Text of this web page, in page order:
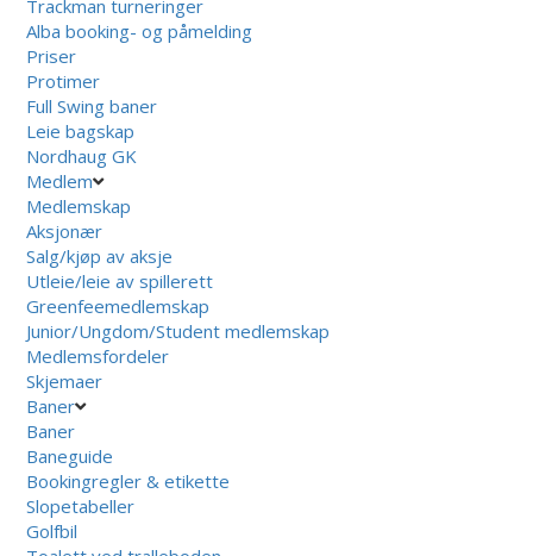
Trackman turneringer
Alba booking- og påmelding
Priser
Protimer
Full Swing baner
Leie bagskap
Nordhaug GK
Medlem
Medlemskap
Aksjonær
Salg/kjøp av aksje
Utleie/leie av spillerett
Greenfeemedlemskap
Junior/Ungdom/Student medlemskap
Medlemsfordeler
Skjemaer
Baner
Baner
Baneguide
Bookingregler & etikette
Slopetabeller
Golfbil